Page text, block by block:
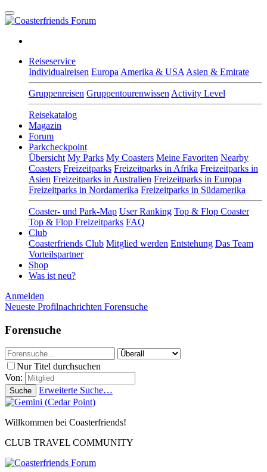
Reiseservice
Individualreisen Europa Amerika & USA Asien & Emirate
Gruppenreisen Gruppentourenwissen Activity Level
Reisekatalog
Magazin
Forum
Parkcheckpoint
Übersicht My Parks My Coasters Meine Favoriten Nearby
Coasters Freizeitparks Freizeitparks in Afrika Freizeitparks in
Asien Freizeitparks in Australien Freizeitparks in Europa
Freizeitparks in Nordamerika Freizeitparks in Südamerika
Coaster- und Park-Map User Ranking Top & Flop Coaster
Top & Flop Freizeitparks FAQ
Club
Coasterfriends Club Mitglied werden Entstehung Das Team
Vorteilspartner
Shop
Was ist neu?
Anmelden
Neueste Profilnachrichten Forensuche
Forensuche
Nur Titel durchsuchen
Von:
Suche Erweiterte Suche…
Willkommen bei Coasterfriends!
CLUB TRAVEL COMMUNITY